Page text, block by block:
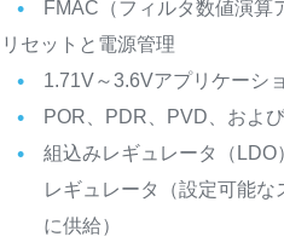
FMAC（フィルタ数値演算
リセットと電源管理
1.71V～3.6Vアプリケーシ
POR、PDR、PVD、およ
組込みレギュレータ（LDO
レギュレータ（設定可能
に供給）